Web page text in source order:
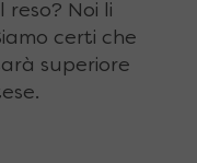
reso? Noi li
certi che
superiore